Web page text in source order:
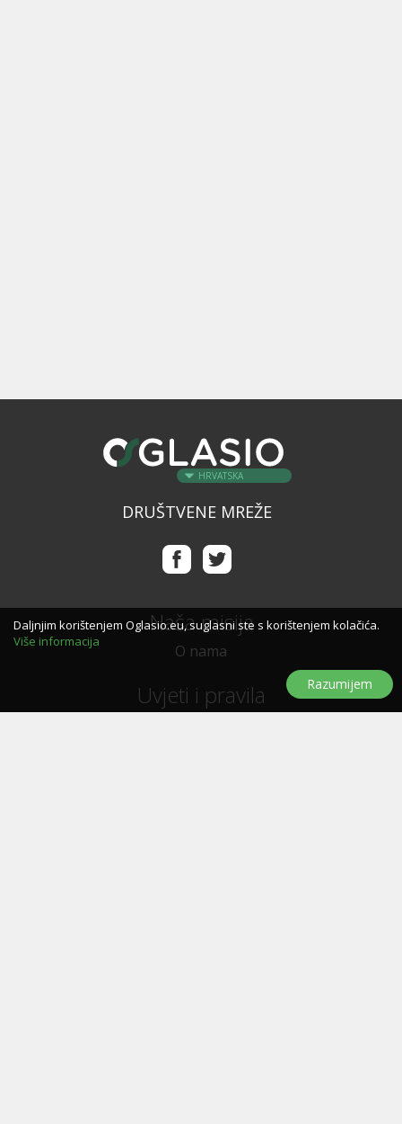
HRVATSKA
DRUŠTVENE MREŽE
Naša misija
O nama
Uvjeti i pravila
Daljnjim korištenjem Oglasio.eu, suglasni ste s korištenjem kolačića.
Više informacija
Razumijem